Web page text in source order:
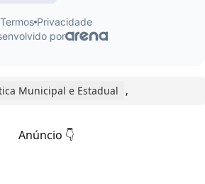
Municipal e Estadual ,
Anúncio 👇